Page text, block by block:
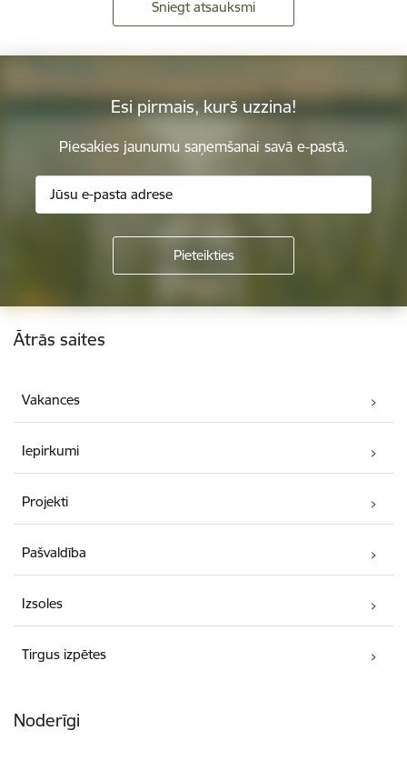
Sniegt atsauksmi
Esi pirmais, kurš uzzina!
Piesakies jaunumu saņemšanai savā e-pastā.
Kājene
Ātrās saites
Vakances
Iepirkumi
Projekti
Pašvaldība
Izsoles
Tirgus izpētes
Noderīgi